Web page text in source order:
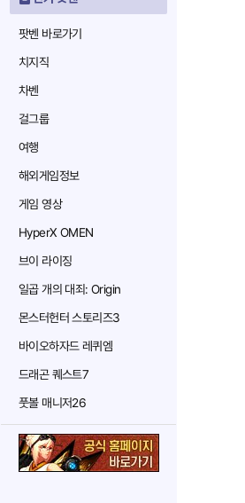
팟벤 바로가기
치지직
차벤
걸그룹
여행
해외게임정보
게임 영상
HyperX OMEN
브이 라이징
일곱 개의 대죄: Origin
몬스터헌터 스토리즈3
바이오하자드 레퀴엠
드래곤 퀘스트7
풋볼 매니저26